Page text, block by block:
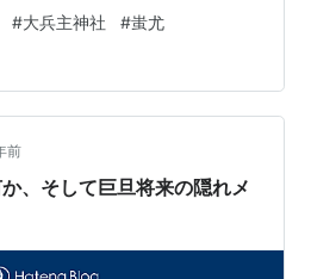
市穴師 本文 www.zero-
天王と蚩尤（しゆう、兵主神）
（2021年11月）、奈良県立美術
の記事「第25回 牛頭天王」がた
#大兵主神社 #蚩尤
前
、そして巨旦将来の隠れメ